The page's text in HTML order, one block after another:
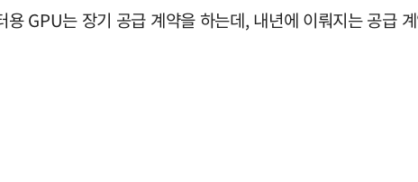
GPU는 장기 공급 계약을 하는데, 내년에 이뤄지는 공급